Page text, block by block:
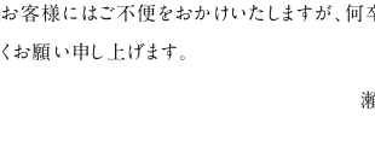
お客様にはご不便をおかけいたしますが、何
くお願い申し上げます。